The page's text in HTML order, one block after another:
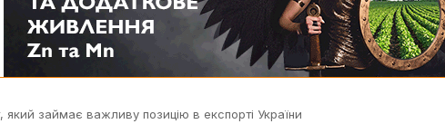
який займає важливу позицію в експорті України